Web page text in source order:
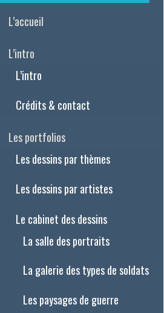
L’accueil
L’intro
L’intro
Crédits & contact
Les portfolios
Les dessins par thèmes
Les dessins par artistes
Le cabinet des dessins
La salle des portraits
La galerie des types de soldats
Les paysages de guerre